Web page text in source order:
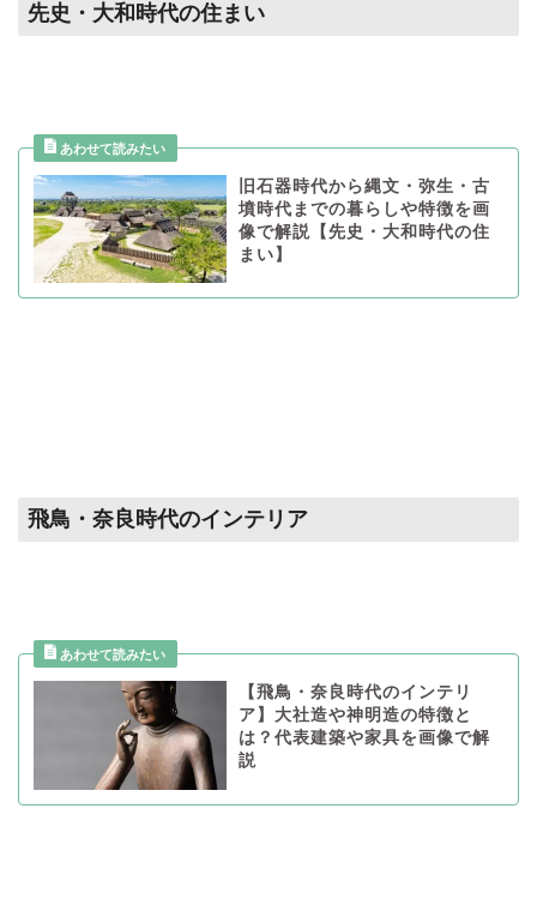
先史・大和時代の住まい
旧石器時代から縄文・弥生・古
墳時代までの暮らしや特徴を画
像で解説【先史・大和時代の住
まい】
飛鳥・奈良時代のインテリア
【飛鳥・奈良時代のインテリ
ア】大社造や神明造の特徴と
は？代表建築や家具を画像で解
説